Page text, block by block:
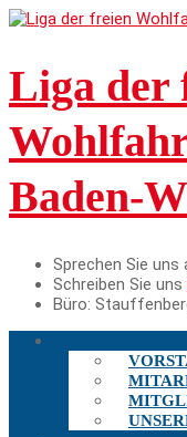
Liga der
Baden-
Sprechen Sie uns
Schreiben Sie uns
Büro: